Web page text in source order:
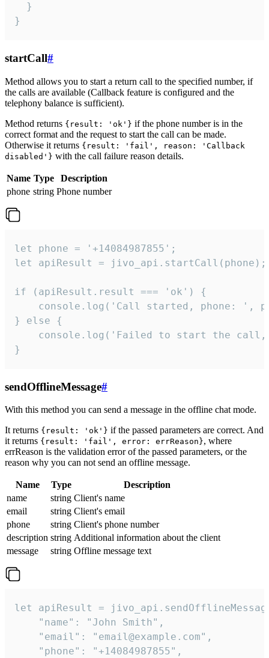
  }
}
startCall#
Method allows you to start a return call to the specified number, if
the calls are available (Callback feature is configured and the
telephony balance is sufficient).
Method returns {result: 'ok'} if the phone number is in the
correct format and the request to start the call can be made.
Otherwise it returns {result: 'fail', reason: 'Callback
disabled'} with the call failure reason details.
Name Type
Description
phone string Phone number
let phone = '+14084987855';
let apiResult = jivo_api.startCall(phone);
if (apiResult.result === 'ok') {
console.log('Call started, phone: ',
} else {
console.log('Failed to start the
}
sendOfflineMessage#
With this method you can send a message in the offline chat mode.
It returns {result: 'ok'} if the passed parameters are correct. And
it returns {result: 'fail', error: errReason}, where
errReason is the validation error of the passed parameters, or the
reason why you can not send an offline message.
Name Type
Description
name
string Client's name
email
string Client's email
phone
string Client's phone number
description string Additional information about the client
message
string Offline message text
let apiResult =
    "name": "John Smith",
    "email": "email@example.com",
    "phone": "+14084987855",